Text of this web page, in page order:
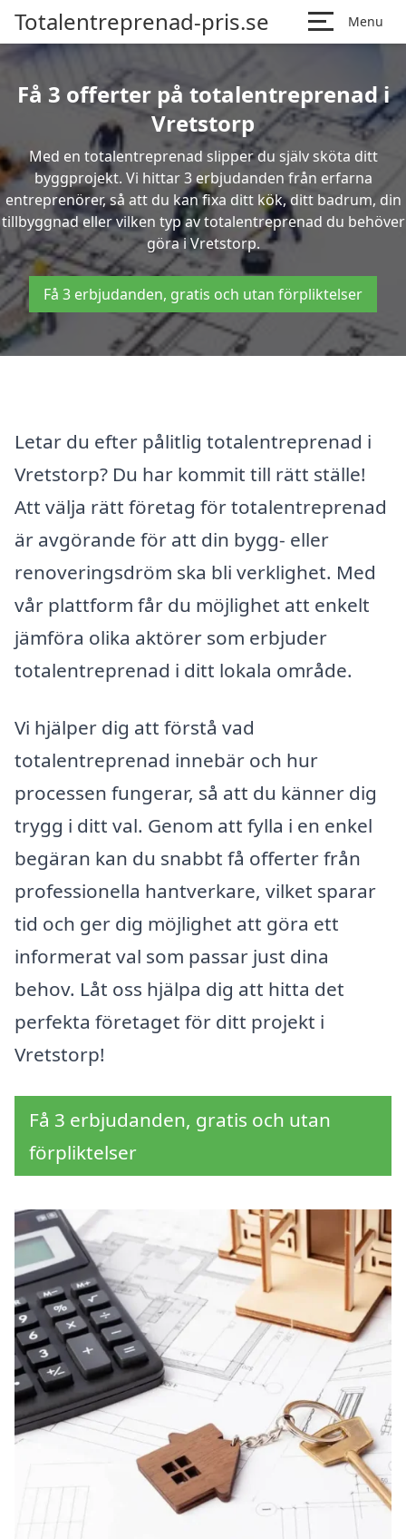
Totalentreprenad-pris.se Menu
Få 3 offerter på totalentreprenad i
Vretstorp
Med en totalentreprenad slipper du själv sköta ditt
byggprojekt. Vi hittar 3 erbjudanden från erfarna
entreprenörer, så att du kan fixa ditt kök, ditt badrum, din
tillbyggnad eller vilken typ av totalentreprenad du behöver
göra i Vretstorp.
Få 3 erbjudanden, gratis och utan förpliktelser
Letar du efter pålitlig totalentreprenad i
Vretstorp? Du har kommit till rätt ställe!
Att välja rätt företag för totalentreprenad
är avgörande för att din bygg- eller
renoveringsdröm ska bli verklighet. Med
vår plattform får du möjlighet att enkelt
jämföra olika aktörer som erbjuder
totalentreprenad i ditt lokala område.
Vi hjälper dig att förstå vad
totalentreprenad innebär och hur
processen fungerar, så att du känner dig
trygg i ditt val. Genom att fylla i en enkel
begäran kan du snabbt få offerter från
professionella hantverkare, vilket sparar
tid och ger dig möjlighet att göra ett
informerat val som passar just dina
behov. Låt oss hjälpa dig att hitta det
perfekta företaget för ditt projekt i
Vretstorp!
Få 3 erbjudanden, gratis och utan
förpliktelser